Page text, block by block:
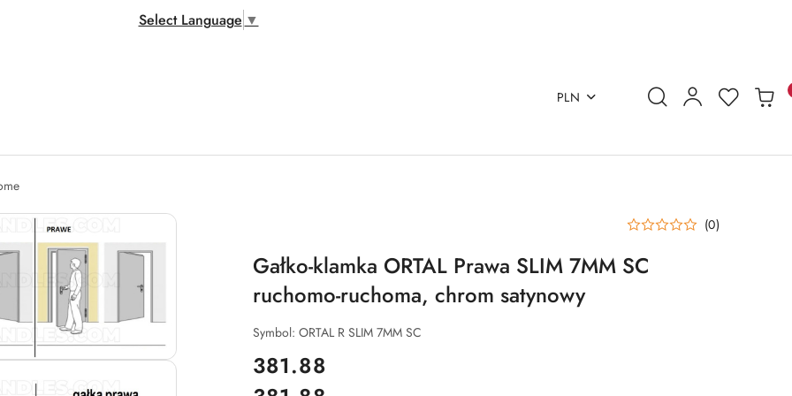
Select Language ▼
PLN
(0)
Gałko-klamka ORTAL Prawa SLIM 7MM SC
ruchomo-ruchoma, chrom satynowy
Symbol: ORTAL R SLIM 7MM SC
cena:
381.88